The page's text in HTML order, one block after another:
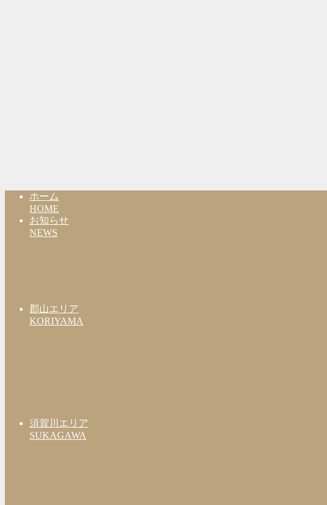
ホーム
HOME
お知らせ
NEWS
郡山エリア
KORIYAMA
須賀川エリア
SUKAGAWA